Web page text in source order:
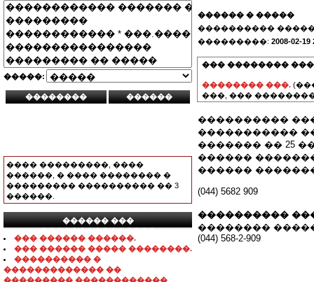
�����:
���� ���������, ����
������, � ���� �������� �
��������� ���������� �� 3
������.
������ ���
���������������
��� ������ ������.
��� ������ ����� ��������.
���������� �
������������� ��
��������� ������������
������ � �����
����������
���������: 2008-02-19
��� ��������
�������� ���.
���, ���
����������
�����������
������� �� 25
������
������
(044) 5682 909
����������
��������
(044) 568-2-909